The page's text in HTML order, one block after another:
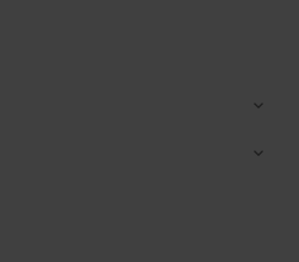

